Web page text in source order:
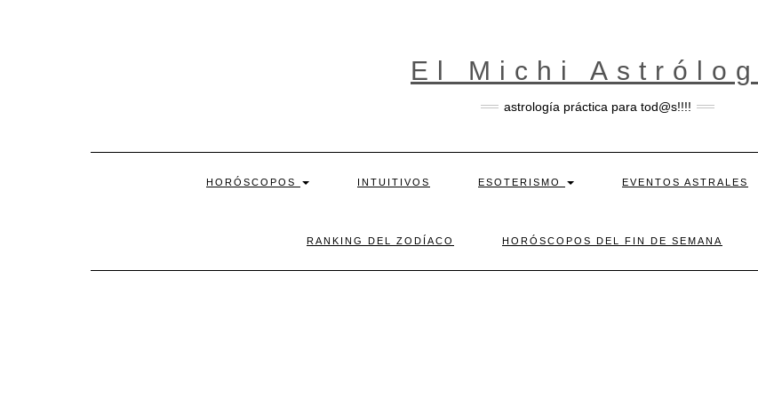
El Michi
astrología práctica para tod@s!!!!
HORÓSCOPOS INTUITIVOS ESOTERISMO EVENTOS ASTRALES
RANKING DEL ZODÍACO HORÓSCOPOS DEL FIN DE SEMANA